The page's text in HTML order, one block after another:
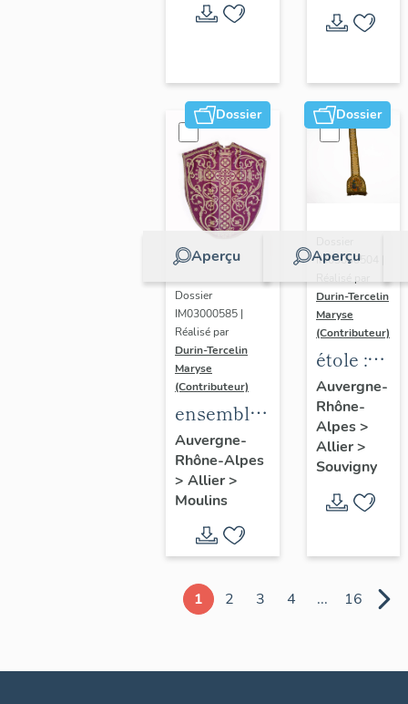
bourse
de
:
ornement
rouge
Dossier
Aperçu
Dossier
IM03000585 |
Réalisé par
Durin-Tercelin
Maryse
(Contributeur)
ensemble
de 5
chapes
(non
de 15
chasubles,
17
dalmatiques
accessoires
Auvergne-
Rhône-Alpes
> Allier>
Moulins
Dossier
Aperçu
IM03000504 |
Réalisé par
Durin-Tercelin
Maryse
(Contributeur)
étole :
ornement
blanc
Auvergne-
Rhône-
Alpes>
Allier>
Souvigny
1 2 3 4 ... 16